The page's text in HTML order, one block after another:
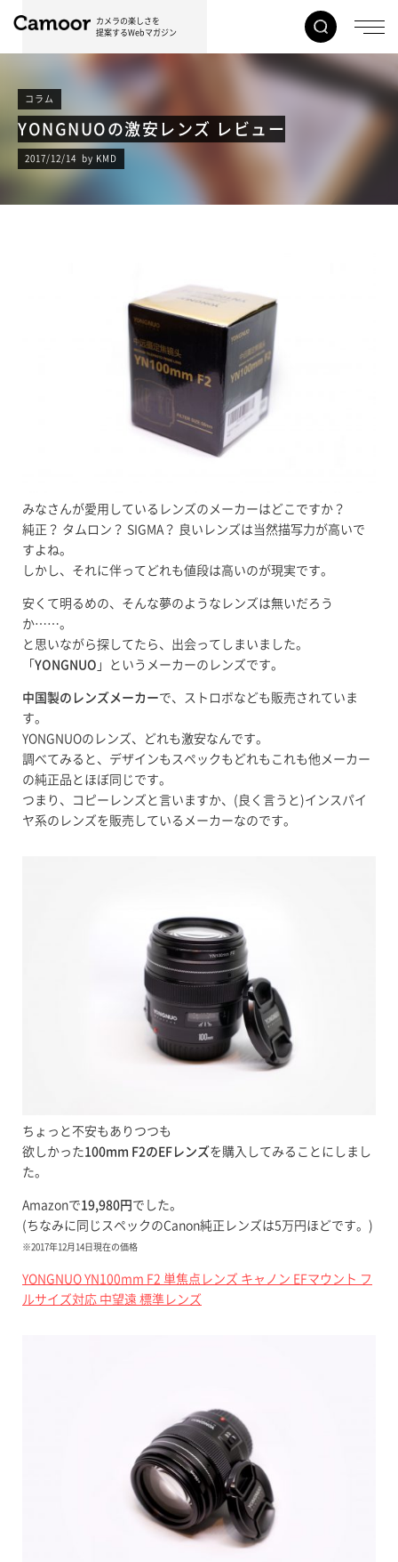
カメラの楽しさを
提案するWebマガジン
コラム
YONGNUOの激安レンズ レビュー
2017/12/14 by KMD
みなさんが愛用しているレンズのメーカーはどこですか？
純正？ タムロン？ SIGMA？ 良いレンズは当然描写力が高いで
すよね。
しかし、それに伴ってどれも値段は高いのが現実です。
安くて明るめの、そんな夢のようなレンズは無いだろう
か……。
と思いながら探してたら、出会ってしまいました。
「 YONGNUO 」というメーカーのレンズです。
中国製のレンズメーカーで、ストロボなども販売されていま
す。
YONGNUOのレンズ、どれも激安なんです。
調べてみると、デザインもスペックもどれもこれも他メーカー
の純正品とほぼ同じです。
つまり、コピーレンズと言いますか、(良く言うと)インスパイ
ヤ系のレンズを販売しているメーカーなのです。
ちょっと不安もありつつも
欲しかった100mm F2のEFレンズを購入してみることにしまし
た。
Amazonで19,980円 でした。
(ちなみに同じスペックのCanon純正レンズは5万円ほどです。)
※2017年12月14日現在の価格
YONGNUO YN100mm F2 単焦点レンズ キャノン EFマウント フ
ルサイズ対応 中望遠 標準レンズ